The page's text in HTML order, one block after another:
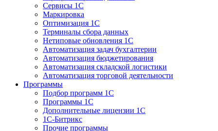
Сервисы 1С
Маркировка
Оптимизация 1С
Терминалы сбора данных
Нетиповые обновления 1С
Автоматизация задач бухгалтерии
Автоматизация бюджетирования
Автоматизация складской логистики
Автоматизация торговой деятельности
Программы
Подбор программ 1С
Программы 1С
Дополнительные лицензии 1С
1С-Битрикс
Прочие программы